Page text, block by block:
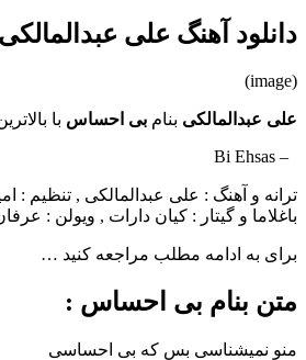
دانلود آهنگ علی
(image)
علی عبدالمالکی بنام بی احساس با
– Bi Ehsas
ترانه و آهنگ : علی عبدالمالکی , تنظیم :
باغلاما و گیتار : کیان دارات , ویولن :
برای به ادامه مطلب مراجعه کنید …
متن بنام بی احساس :
منو نمیشناسی بس که بی احساسی